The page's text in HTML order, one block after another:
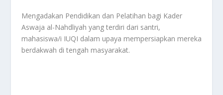
Mengadakan Pendidikan dan Pelatihan bagi Kader
Aswaja al-Nahdliyah yang terdiri dari santri,
mahasiswa/i IUQI dalam upaya mempersiapkan mereka
berdakwah di tengah masyarakat.